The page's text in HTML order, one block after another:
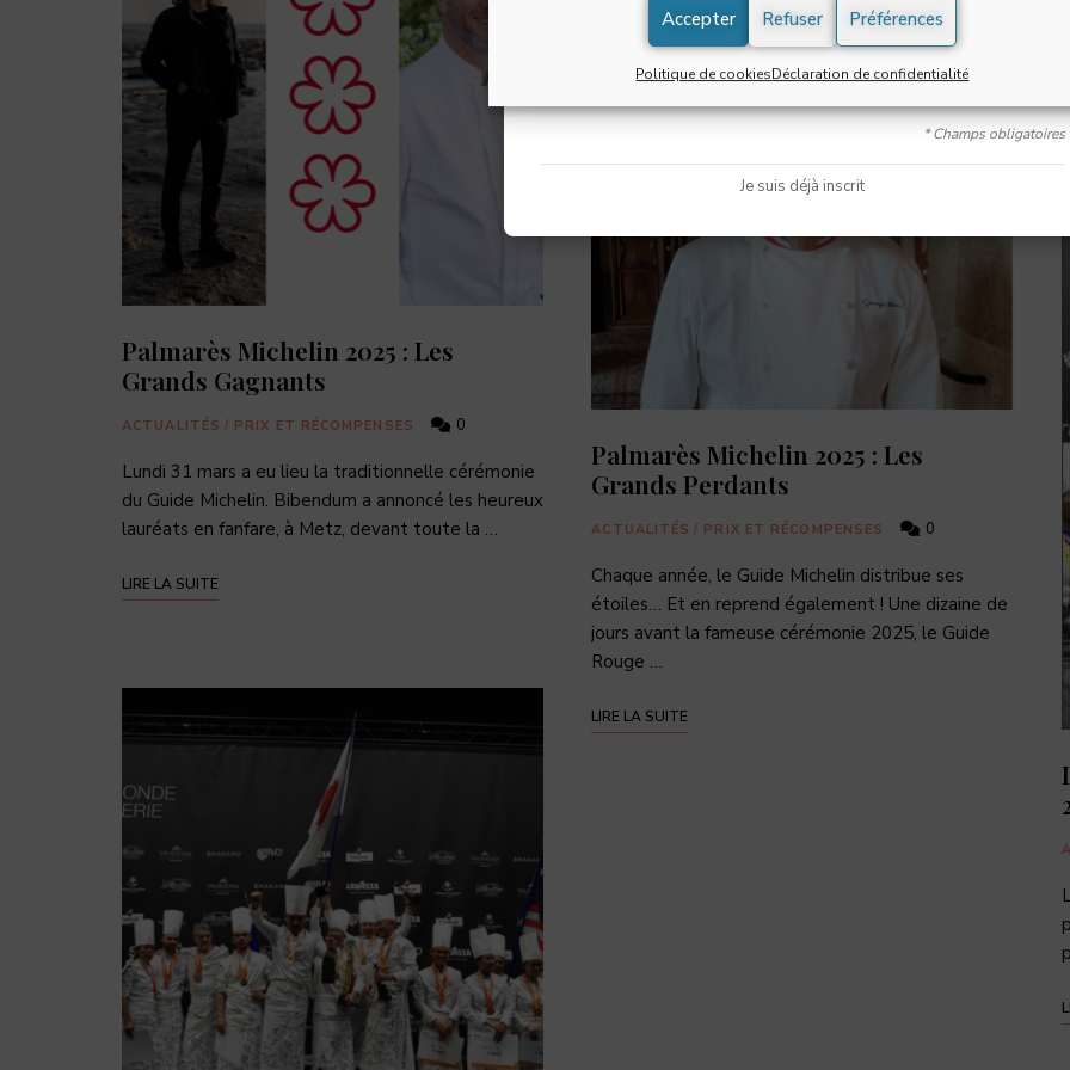
Accepter Refuser Préférences
Politique de cookiesDéclaration de confidentialité
Palmarès Michelin 2025 : Les
Grands Gagnants
ACTUALITÉS / PRIX ET RÉCOMPENSES 0
Lundi 31 mars a eu lieu la traditionnelle cérémonie
du Guide Michelin. Bibendum a annoncé les heureux
lauréats en fanfare, à Metz, devant toute la …
LIRE LA SUITE
Palmarès Michelin 2025 : Les
Grands Perdants
ACTUALITÉS / PRIX ET RÉCOMPENSES 0
Chaque année, le Guide Michelin distribue ses
étoiles… Et en reprend également ! Une dizaine de
jours avant la fameuse cérémonie 2025, le Guide
Rouge …
LIRE LA SUITE
S'INSCRIRE
* Champs obligatoires
Je suis déjà inscrit